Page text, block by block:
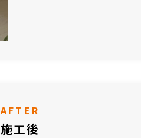
AFTER
施工後